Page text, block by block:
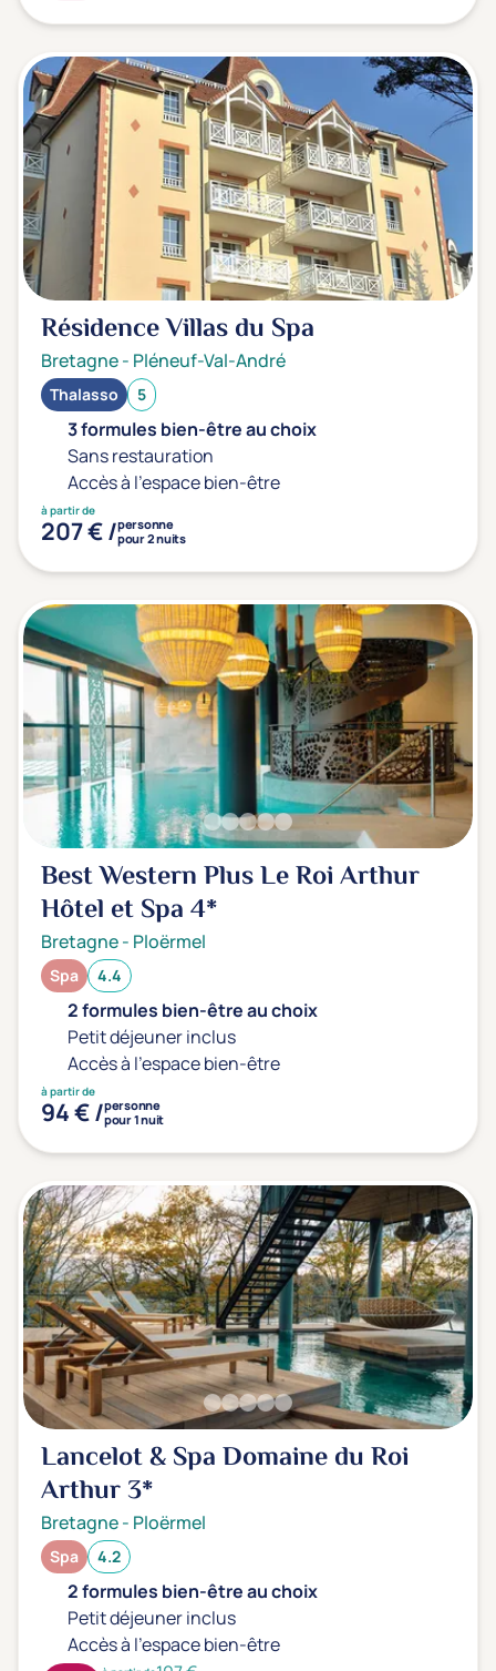
(0)
Gestion du stress / sommeil
(0)
Spécial dos
(0)
Prévention santé
Sport
Yoga
Offres spéciales
Vente Flash & Promo
Offres spéciales Solo
Distance de chez vous
Établissements proches de chez moi
Km
Transports & hébergement
Soins sans hébergement
(0)
Offre séjour + vol inclus
(0)
Résidence Villas du Spa
Bretagne- Pléneuf-Val-André
Thalasso 5
3 formules bien-être au choix
Sans restauration
Accès à l'espace bien-être
à partir de
207 € /personne
pour 2 nuits
Best Western Plus Le Roi Arthur
Hôtel et Spa4*
Bretagne- Ploërmel
Spa 4.4
2 formules bien-être au choix
Petit déjeuner inclus
Accès à l'espace bien-être
à partir de
94 € /personne
pour 1 nuit
Lancelot & Spa Domaine du Roi
Arthur3*
Bretagne- Ploërmel
Spa 4.2
2 formules bien-être au choix
Petit déjeuner inclus
Accès à l'espace bien-être